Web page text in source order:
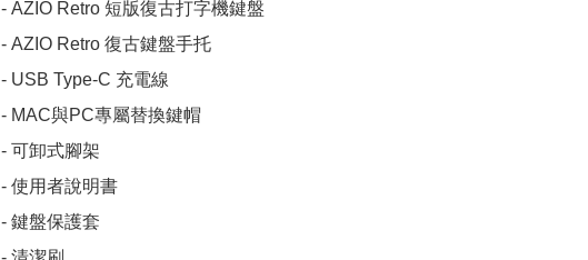
- AZIO Retro 短版復古打字機鍵盤
- AZIO Retro 復古鍵盤手托
- USB Type-C 充電線
- MAC與PC專屬替換鍵帽
- 可卸式腳架
- 使用者說明書
- 鍵盤保護套